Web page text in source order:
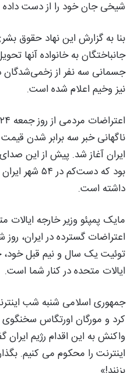
شیخی جان خود را از دست
بنا به گزارش این نهاد حقوق
جانباختگان بە خانوادە آنها
جسمانی سە نفر از زخمی‌شدگان
نیز وخیم اعلام شدە است.
ناگهانی خبر سه برابر شدن
ایران آغاز شد. پیش از این
بود که دست‌کم
داشته است.
مایک پمپئو وزیر خارجه
توئیت یک سال و نیم قبل
ایالات متحده در کنار شما است.
جمهوری اسلامی شنبه شب
کرد و مورگان اورتگاس سخنگوی
واکنش به این اقدام رژیم
اینترنت را محکوم می کنیم.